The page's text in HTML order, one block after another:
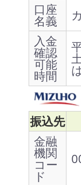
口座
名義
入金
確認
可能
時間
振込先
金融
機関
コー
ド